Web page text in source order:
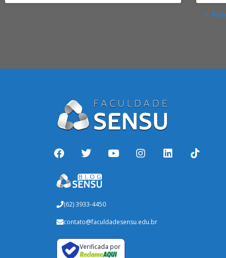
«
(62) 3933-4450
contato@faculdadesensu.edu.br
Verificada por